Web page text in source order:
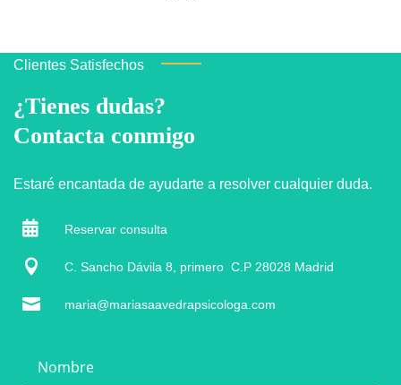
Clientes Satisfechos
¿Tienes dudas?
Contacta conmigo
Estaré encantada de ayudarte a resolver cualquier duda.
 Reservar consulta
 C. Sancho Dávila 8, primero C.P 28028 Madrid
 maria@mariasaavedrapsicologa.com